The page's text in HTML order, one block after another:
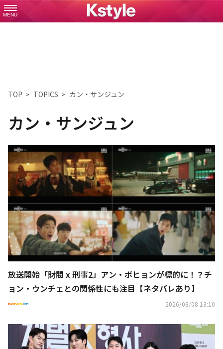
MENU
TOP TOPICS カン・サンジュン
カン・サンジュン
放送開始「財閥 x 刑事2」アン・ボヒョンが標的に！？チ
ョン・ウンチェとの関係性にも注目【ネタバレあり】
2026/08/08 13:10